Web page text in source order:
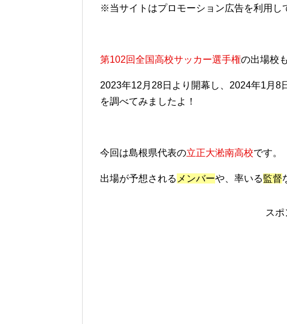
※当サイトはプロモーション広告を利用し
第102回全国高校サッカー選手権の出場校
2023年12月28日より開幕し、2024年1月
を調べてみましたよ！
今回は島根県代表の立正大淞南高校です。
出場が予想される メンバーや、率いる監督
ス